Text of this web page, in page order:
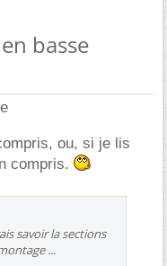
basse
ou, si je lis
compris.
savoir la sections
...